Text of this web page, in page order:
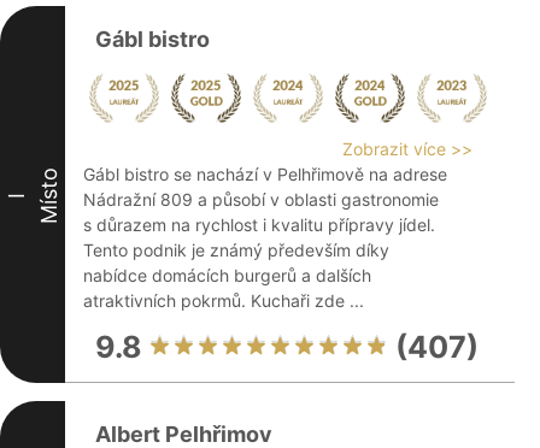
I Místo
Gábl bistro
Zobrazit více >>
Gábl bistro se nachází v Pelhřimově na adrese
Nádražní 809 a působí v oblasti gastronomie
s důrazem na rychlost i kvalitu přípravy jídel.
Tento podnik je známý především díky
nabídce domácích burgerů a dalších
atraktivních pokrmů. Kuchaři zde ...
9.8 (407)
Albert Pelhřimov